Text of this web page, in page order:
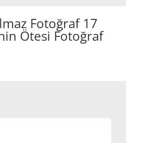
Fotoğraf 17
Ötesi Fotoğraf